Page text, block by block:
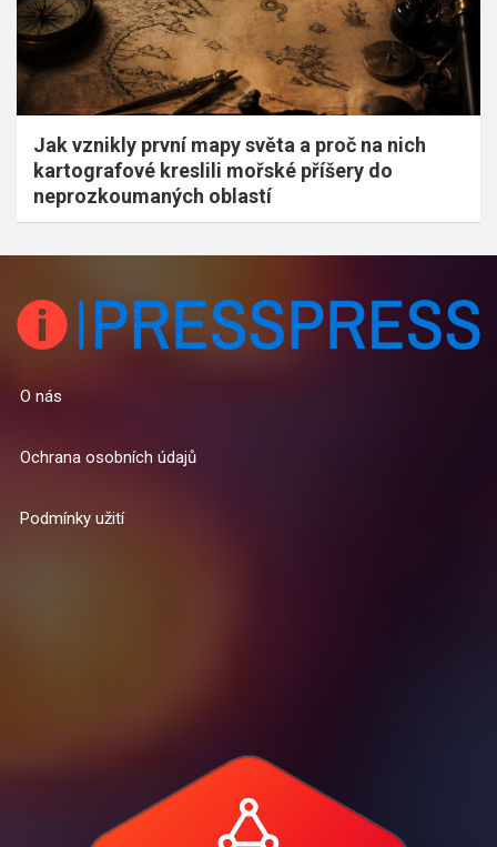
Jak vznikly první mapy světa a proč na nich
kartografové kreslili mořské příšery do
neprozkoumaných oblastí
O nás
Ochrana osobních údajů
Podmínky užití